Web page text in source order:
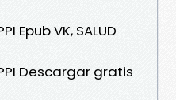
Epub VK, SALUD
Descargar gratis